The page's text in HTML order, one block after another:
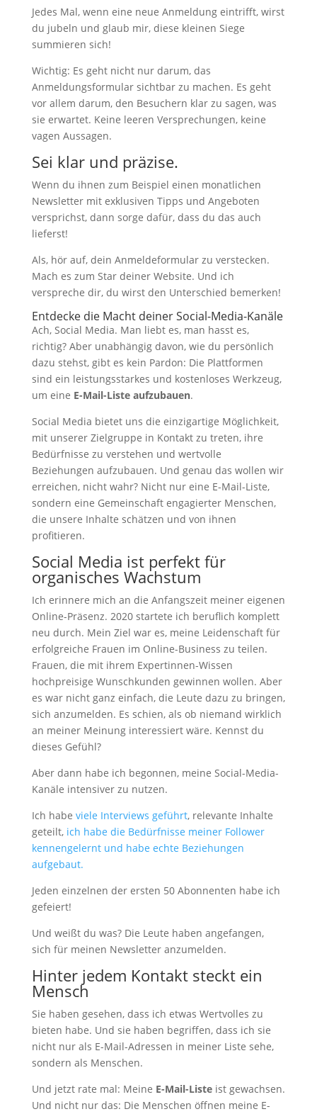
Jedes Mal, wenn eine neue Anmeldung eintrifft, wirst
du jubeln und glaub mir, diese kleinen Siege
summieren sich!
Wichtig: Es geht nicht nur darum, das
Anmeldungsformular sichtbar zu machen. Es geht
vor allem darum, den Besuchern klar zu sagen, was
sie erwartet. Keine leeren Versprechungen, keine
vagen Aussagen.
Sei klar und präzise.
Wenn du ihnen zum Beispiel einen monatlichen
Newsletter mit exklusiven Tipps und Angeboten
versprichst, dann sorge dafür, dass du das auch
lieferst!
Als, hör auf, dein Anmeldeformular zu verstecken.
Mach es zum Star deiner Website. Und ich
verspreche dir, du wirst den Unterschied bemerken!
Entdecke die Macht deiner Social-Media-Kanäle
Ach, Social Media. Man liebt es, man hasst es,
richtig? Aber unabhängig davon, wie du persönlich
dazu stehst, gibt es kein Pardon: Die Plattformen
sind ein leistungsstarkes und kostenloses Werkzeug,
um eine E-Mail-Liste aufzubauen.
Social Media bietet uns die einzigartige Möglichkeit,
mit unserer Zielgruppe in Kontakt zu treten, ihre
Bedürfnisse zu verstehen und wertvolle
Beziehungen aufzubauen. Und genau das wollen wir
erreichen, nicht wahr? Nicht nur eine E-Mail-Liste,
sondern eine Gemeinschaft engagierter Menschen,
die unsere Inhalte schätzen und von ihnen
profitieren.
Social Media ist perfekt für
organisches Wachstum
Ich erinnere mich an die Anfangszeit meiner eigenen
Online-Präsenz. 2020 startete ich beruflich komplett
neu durch. Mein Ziel war es, meine Leidenschaft für
erfolgreiche Frauen im Online-Business zu teilen.
Frauen, die mit ihrem Expertinnen-Wissen
hochpreisige Wunschkunden gewinnen wollen. Aber
es war nicht ganz einfach, die Leute dazu zu bringen,
sich anzumelden. Es schien, als ob niemand wirklich
an meiner Meinung interessiert wäre. Kennst du
dieses Gefühl?
Aber dann habe ich begonnen, meine Social-Media-
Kanäle intensiver zu nutzen.
Ich habe viele Interviews geführt, relevante Inhalte
geteilt, ich habe die Bedürfnisse meiner Follower
kennengelernt und habe echte Beziehungen
aufgebaut.
Jeden einzelnen der ersten 50 Abonnenten habe ich
gefeiert!
Und weißt du was? Die Leute haben angefangen,
sich für meinen Newsletter anzumelden.
Hinter jedem Kontakt steckt ein
Mensch
Sie haben gesehen, dass ich etwas Wertvolles zu
bieten habe. Und sie haben begriffen, dass ich sie
nicht nur als E-Mail-Adressen in meiner Liste sehe,
sondern als Menschen.
Und jetzt rate mal: Meine E-Mail-Listeist gewachsen.
Und nicht nur das: Die Menschen öffnen meine E-